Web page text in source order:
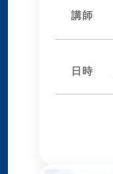
講師
日時